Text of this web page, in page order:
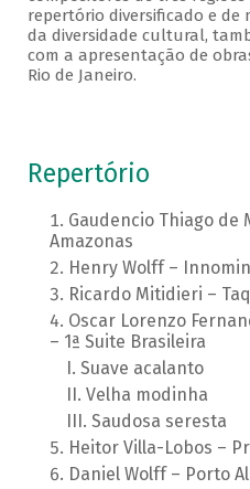
repertório diversificado e
da diversidade cultural,
com a apresentação de
Rio de Janeiro.
Repertório
Gaudencio Thiago de
Amazonas
Henry Wolff –
Ricardo Mitidieri –
Oscar Lorenzo
– 1ª Suite Brasileira
Suave acalanto
Velha modinha
Saudosa seresta
Heitor Villa-Lobos –
Daniel Wolff – Porto